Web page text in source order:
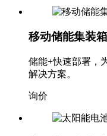
移动储能集装箱
储能+快速部署，
解决方案。
询价